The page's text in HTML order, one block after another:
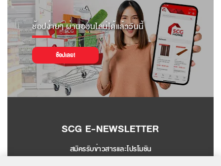
ช้อปง่ายๆ ผ่านออนไลน์ได้แล้ววันนี้
ช้อปเลย!
SCG E-NEWSLETTER
สมัครรับข่าวสารและโปรโมชัน